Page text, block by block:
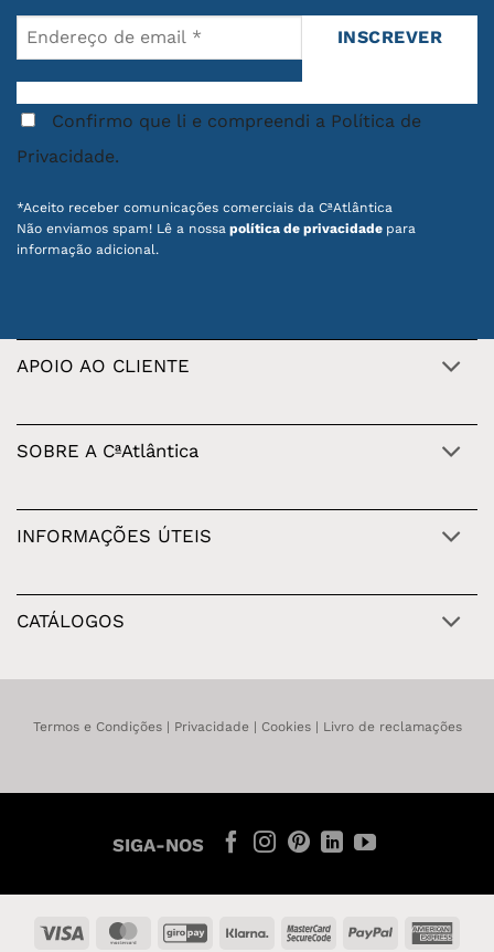
Privacidade.
*Aceito receber comunicações comerciais da CªAtlântica
Não enviamos spam! Lê a nossa política de privacidade para
informação adicional.
APOIO AO CLIENTE
SOBRE A CªAtlântica
INFORMAÇÕES ÚTEIS
CATÁLOGOS
Termos e Condições| Privacidade Cookies| Livro de reclamações
SIGA-NOS
Visa MasterCardGiroPay Klarna
MasterCardPayPal